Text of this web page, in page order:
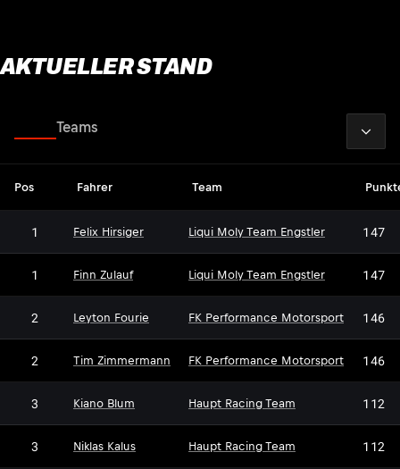
AKTUELLER STAND
Teams
Pos Fahrer Team
1 Felix Hirsiger Liqui Moly Team Engstler 147
1 Finn Zulauf Liqui Moly Team Engstler 147
2 Leyton Fourie FK Performance Motorsport 146
2 Tim Zimmermann FK Performance Motorsport 146
3 Kiano Blum Haupt Racing Team 112
3 Niklas Kalus Haupt Racing Team 112